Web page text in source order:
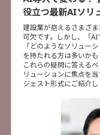
株式会社シムトップ
ウイングアーク１ｓ
小林 大悟 氏
株式会社大塚商会
光野 正人
製造DX 建設DX データ活
14:40 ~ 15:10
セミナー検索
特別セミナー AI活
建設DX
役立つ最新AIソリ
建設業が抱えるさまざ
可欠です。しかし、「AI
「どのようなソリュー
を持たれる方は多いかも
これらの疑問に答える
リューションに焦点を
ジェスト形式にご紹介し